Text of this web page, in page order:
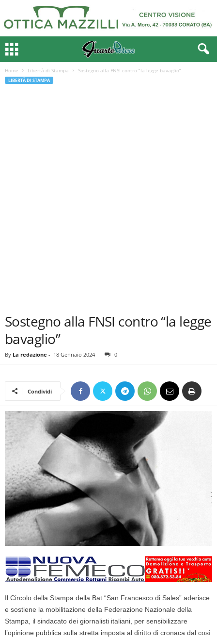
Home Libertà di Stampa Sostegno alla FNSI contro “la legge bavaglio”
LIBERTÀ DI STAMPA
Sostegno alla FNSI contro “la legge
bavaglio”
By La redazione - 18 Gennaio 2024 0
Condividi
Il Circolo della Stampa della Bat “San Francesco di Sales” aderisce
e sostiene la mobilitazione della Federazione Nazionale della
Stampa, il sindacato dei giornalisti italiani, per sensibilizzare
l’opinione pubblica sulla stretta imposta al diritto di cronaca dal così